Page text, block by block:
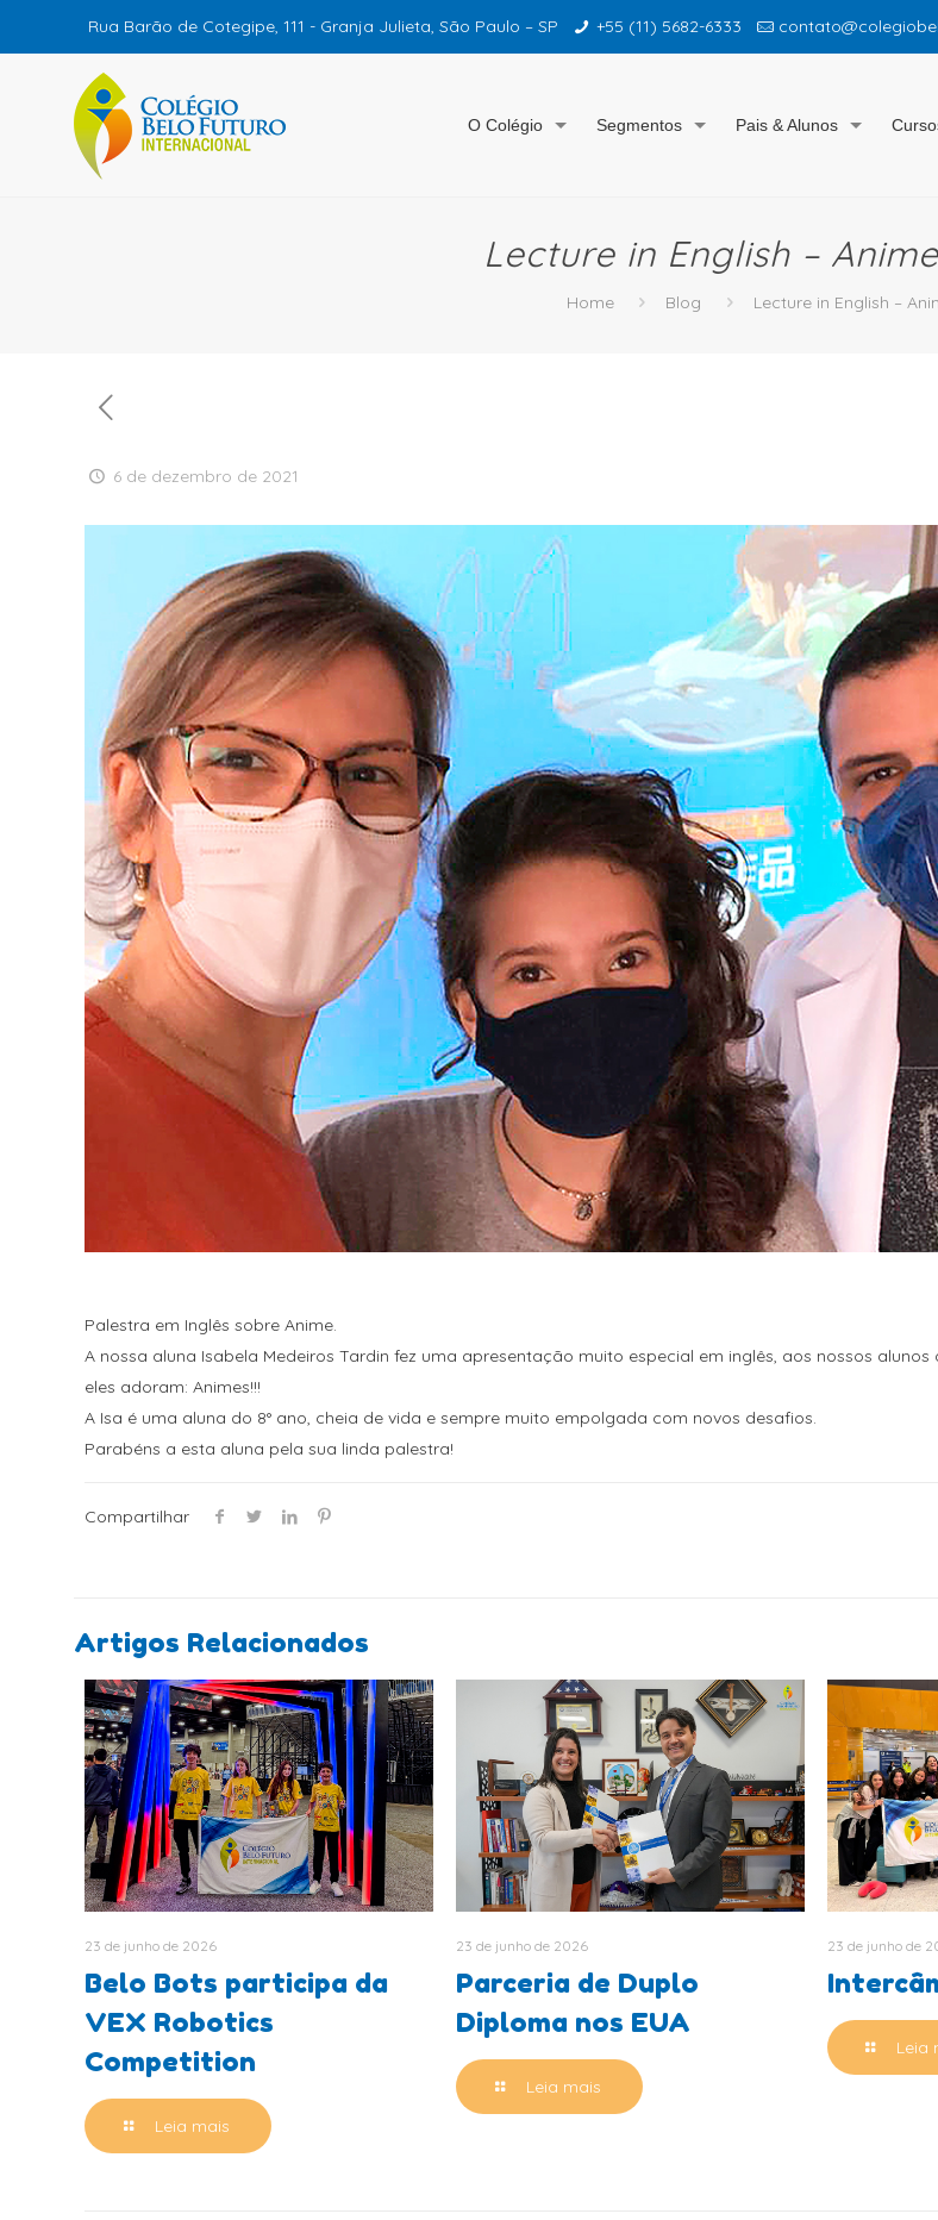
Rua Barão de Cotegipe, 111 - Granja Julieta, São Paulo – SP +55 (11) 5682-6333
O Colégio Segmentos Pais & Alunos
Lecture in English –
Home Blog Lecture in English –
6 de dezembro de 2021
Palestra em Inglês sobre Anime.
A nossa aluna Isabela Medeiros Tardin fez uma apresentação muito especial em inglês, aos nossos alunos
eles adoram: Animes!!!
A Isa é uma aluna do 8° ano, cheia de vida e sempre muito empolgada com novos desafios.
Parabéns a esta aluna pela sua linda palestra!
Compartilhar
Artigos Relacionados
23 de junho de 2026
Belo Bots participa da
VEX Robotics
Competition
Leia mais
23 de junho de 2026
Parceria de Duplo
Diploma nos EUA
Leia mais
23 de junho de
Leia